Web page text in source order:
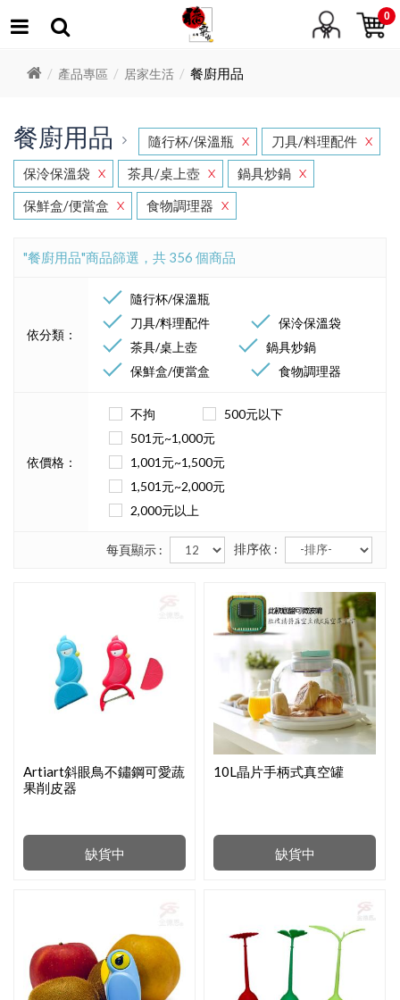
0
產品專區 居家生活 餐廚用品
餐廚用品 隨行杯/保溫瓶 X 刀具/料理配件 X
保泠保溫袋 X 茶具/桌上壺 X 鍋具炒鍋 X
保鮮盒/便當盒 X 食物調理器 X
"餐廚用品"商品篩選，共 356 個商品
依分類：
隨行杯/保溫瓶
刀具/料理配件
保泠保溫袋
茶具/桌上壺
鍋具炒鍋
保鮮盒/便當盒
食物調理器
依價格：
不拘
500元以下
501元~1,000元
1,001元~1,500元
1,501元~2,000元
2,000元以上
排序依 :
每頁顯示 :
缺貨中
Artiart斜眼鳥不鏽鋼可愛蔬
果削皮器
缺貨中
10L晶片手柄式真空罐